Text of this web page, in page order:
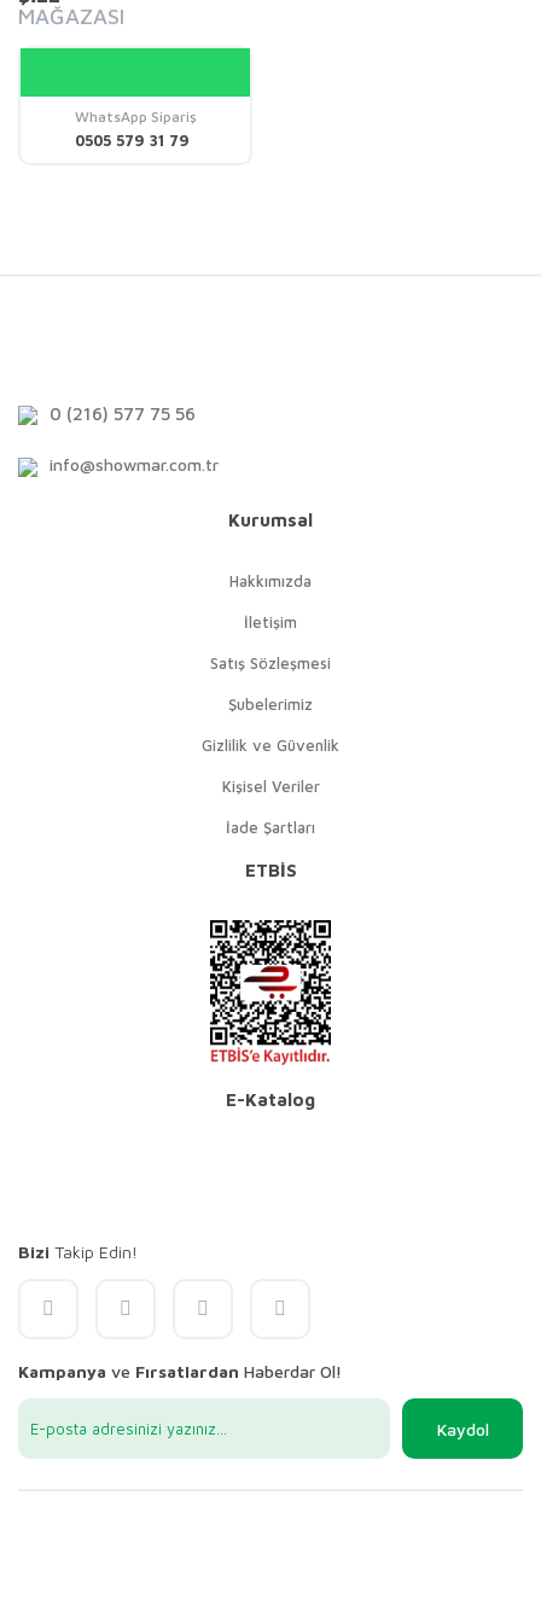
MAĞAZASI
WhatsApp Sipariş
0505 579 31 79
0 (216) 577 75 56
info@showmar.com.tr
Kurumsal
Hakkımızda
İletişim
Satış Sözleşmesi
Şubelerimiz
Gizlilik ve Güvenlik
Kişisel Veriler
İade Şartları
ETBİS
E-Katalog
Bizi Takip Edin!
Kampanya ve Fırsatlardan Haberdar Ol!
Kaydol